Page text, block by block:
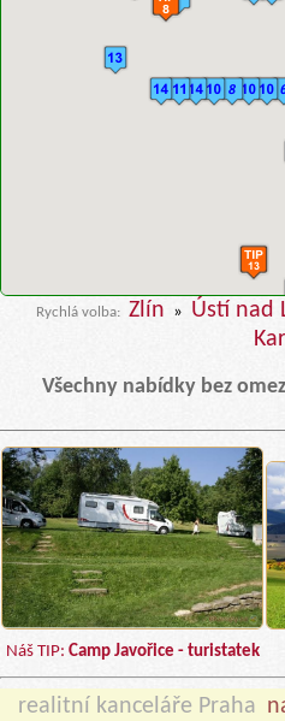
Rychlá volba: Zlín » Ústí nad
Všechny nabídky bez
Náš TIP: Camp Javořice - turistatek
realitní kanceláře Praha